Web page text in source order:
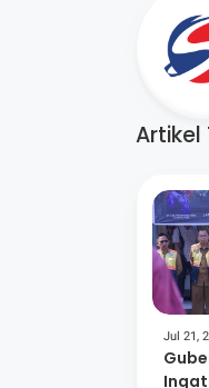
Artikel
Jul 21,